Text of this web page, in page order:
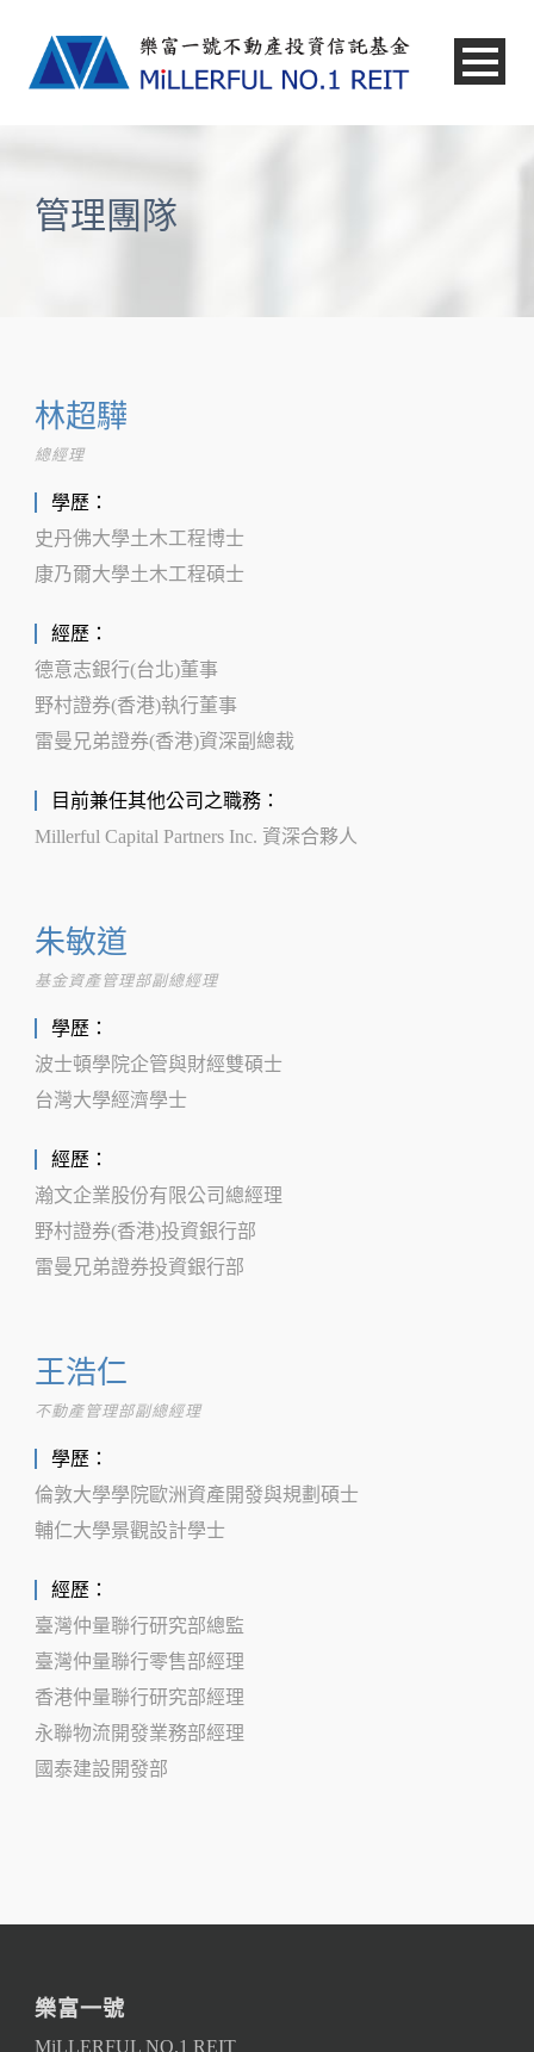
管理團隊
林超驊
總經理
學歷：
史丹佛大學土木工程博士
康乃爾大學土木工程碩士
經歷：
德意志銀行(台北)董事
野村證券(香港)執行董事
雷曼兄弟證券(香港)資深副總裁
目前兼任其他公司之職務：
Millerful Capital Partners Inc. 資深合夥人
朱敏道
基金資產管理部副總經理
學歷：
波士頓學院企管與財經雙碩士
台灣大學經濟學士
經歷：
瀚文企業股份有限公司總經理
野村證券(香港)投資銀行部
雷曼兄弟證券投資銀行部
王浩仁
不動產管理部副總經理
學歷：
倫敦大學學院歐洲資產開發與規劃碩士
輔仁大學景觀設計學士
經歷：
臺灣仲量聯行研究部總監
臺灣仲量聯行零售部經理
香港仲量聯行研究部經理
永聯物流開發業務部經理
國泰建設開發部
樂富一號
MiLLERFUL NO.1 REIT